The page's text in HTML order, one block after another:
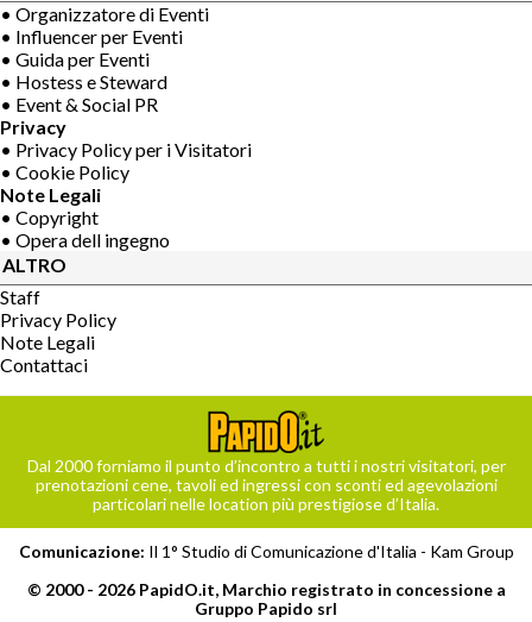
• Organizzatore di Eventi
• Influencer per Eventi
• Guida per Eventi
• Hostess e Steward
• Event & Social PR
Privacy
• Privacy Policy per i Visitatori
• Cookie Policy
Note Legali
• Copyright
• Opera dell ingegno
ALTRO
Staff
Privacy Policy
Note Legali
Contattaci
Dal 2000 forniamo il punto d’incontro a tutti i nostri visitatori, per
prenotazioni cene, tavoli ed ingressi con sconti ed agevolazioni
particolari nelle location più prestigiose d’Italia.
Comunicazione: Il 1° Studio di Comunicazione d'Italia - Kam Group
© 2000 - 2026 PapidO.it, Marchio registrato in concessione a
Gruppo Papido srl